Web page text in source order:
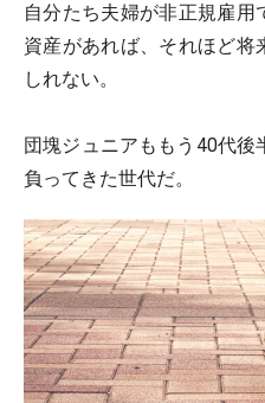
自分たち夫婦が非正規雇
資産があれば、それほど将
しれない。
団塊ジュニアももう40代
負ってきた世代だ。